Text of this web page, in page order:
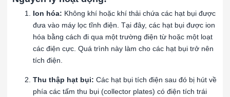
Ion hóa: Không khí hoặc khí thải chứa các hạt bụi được
đưa vào máy lọc tĩnh điện. Tại đây, các hạt bụi được ion
hóa bằng cách đi qua một trường điện từ hoặc một loạt
các điện cực. Quá trình này làm cho các hạt bụi trở nên
tích điện.
Thu thập hạt bụi: Các hạt bụi tích điện sau đó bị hút về
phía các tấm thu bụi (collector plates) có điện tích trái